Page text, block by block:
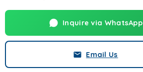
Inquire via WhatsApp
Email Us